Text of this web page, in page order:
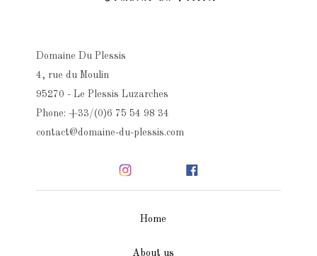
Domaine Du Plessis
4, rue du Moulin
95270 - Le Plessis Luzarches
Phone: +33/(0)6 75 54 98 34
contact@domaine-du-plessis.com
Home
About us